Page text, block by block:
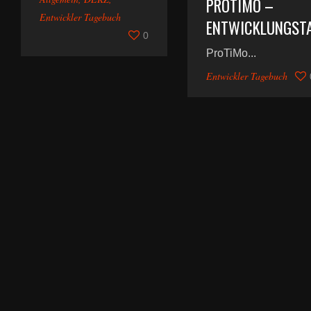
Entwickler Tagebuch
0
PROTIMO –
ProTiMo...
Entwickler Tagebuch